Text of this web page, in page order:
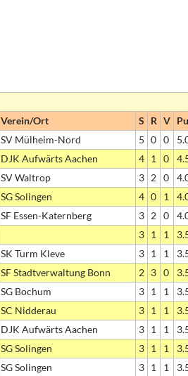
Verein/Ort S R V
SV Mülheim-Nord 5 0 0
DJK Aufwärts Aachen 4 1 0
SV Waltrop 3 2 0
SG Solingen 4 0 1
SF Essen-Katernberg 3 2 0
3 1 1
SK Turm Kleve 3 1 1
SF Stadtverwaltung Bonn 2 3 0
SG Bochum 3 1 1
SC Nidderau 3 1 1
DJK Aufwärts Aachen 3 1 1
SG Solingen 3 1 1
SG Solingen 3 1 1